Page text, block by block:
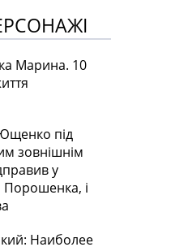
Марина. 10
під
зовнішнім
у
Порошенка, і
Наиболее